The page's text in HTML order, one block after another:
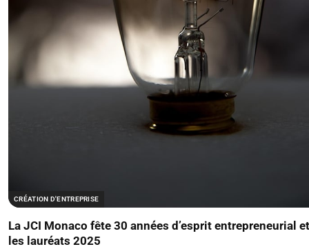
CRÉATION D'ENTREPRISE
La JCI Monaco fête 30 années d’esprit entrepreneurial
les lauréats 2025